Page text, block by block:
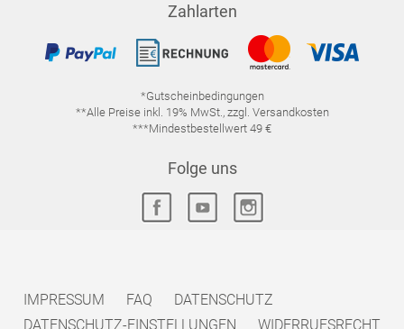
Zahlarten
*Gutscheinbedingungen
**Alle Preise inkl. 19% MwSt., zzgl. Versandkosten
***Mindestbestellwert 49 €
Folge uns
IMPRESSUM FAQ
DATENSCHUTZ
DATENSCHUTZ-EINSTELLUNGEN
WIDERRUFSRECHT